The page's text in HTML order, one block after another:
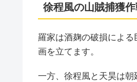
徐程風の山賊捕獲
羅家は酒麹の破損によ
画を立てます。
一方、徐程風と天昊は朝